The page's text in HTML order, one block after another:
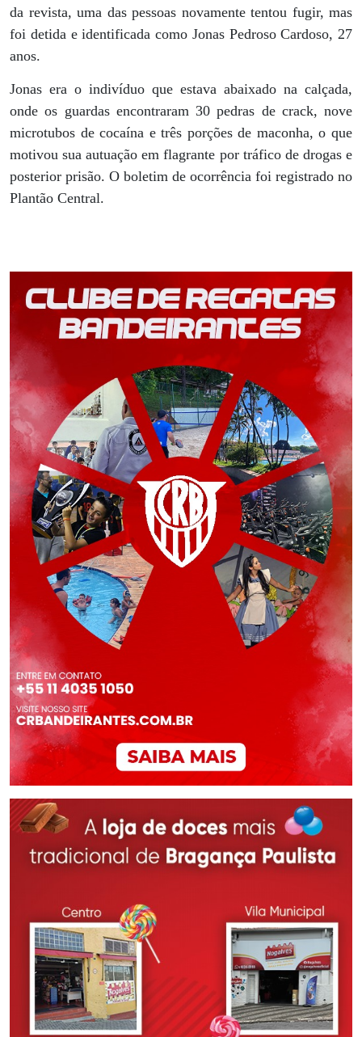
da revista, uma das pessoas novamente tentou fugir, mas
foi detida e identificada como Jonas Pedroso Cardoso, 27
anos.
Jonas era o indivíduo que estava abaixado na calçada,
onde os guardas encontraram 30 pedras de crack, nove
microtubos de cocaína e três porções de maconha, o que
motivou sua autuação em flagrante por tráfico de drogas e
posterior prisão. O boletim de ocorrência foi registrado no
Plantão Central.